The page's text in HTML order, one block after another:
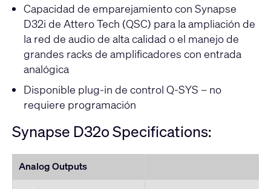
Capacidad de emparejamiento con Synapse
D32i de Attero Tech (QSC) para la ampliación de
la red de audio de alta calidad o el manejo de
grandes racks de amplificadores con entrada
analógica
Disponible plug-in de control Q-SYS – no
requiere programación
Synapse D32o Specifications:
Analog Outputs